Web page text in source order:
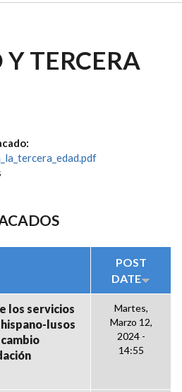
TERCERA
POST
DATE
los servicios
lusos
Martes,
Marzo 12,
2024 -
14:55